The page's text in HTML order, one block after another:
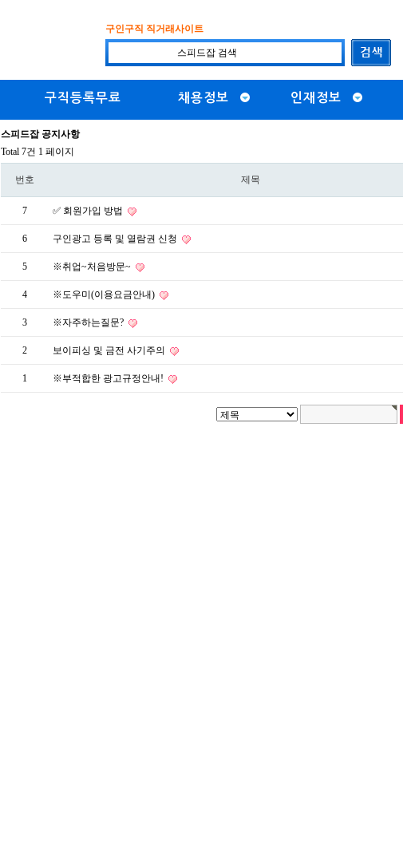
구인구직 직거래사이트
구직등록무료 채용정보 인재정보
스피드잡 공지사항
Total 7건 1 페이지
번호 제목
7 ✅ 회원가입 방법
6 구인광고 등록 및 열람권 신청
5 ※취업~처음방문~
4 ※도우미(이용요금안내)
3 ※자주하는질문?
2 보이피싱 및 금전 사기주의
1 ※부적합한 광고규정안내!